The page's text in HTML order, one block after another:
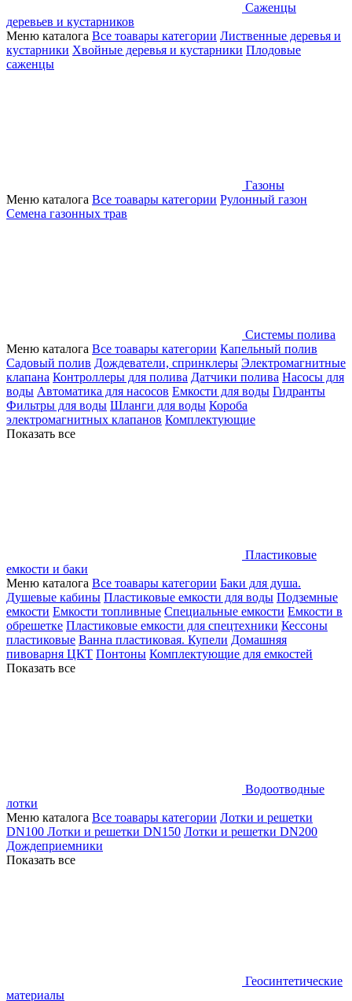
Саженцы
деревьев и кустарников
Меню каталога Все тоавары категории Лиственные деревья и
кустарники Хвойные деревья и кустарники Плодовые
саженцы
Газоны
Меню каталога Все тоавары категории Рулонный газон
Семена газонных трав
Системы полива
Меню каталога Все тоавары категории Капельный полив
Садовый полив Дождеватели, спринклеры Электромагнитные
клапана Контроллеры для полива Датчики полива Насосы для
воды Автоматика для насосов Емкости для воды Гидранты
Фильтры для воды Шланги для воды Короба
электромагнитных клапанов Комплектующие
Показать все
Пластиковые
емкости и баки
Меню каталога Все тоавары категории Баки для душа.
Душевые кабины Пластиковые емкости для воды Подземные
емкости Емкости топливные Специальные емкости Емкости в
обрешетке Пластиковые емкости для спецтехники Кессоны
пластиковые Ванна пластиковая. Купели Домашняя
пивоварня ЦКТ Понтоны Комплектующие для емкостей
Показать все
Водоотводные
лотки
Меню каталога Все тоавары категории Лотки и решетки
DN100 Лотки и решетки DN150 Лотки и решетки DN200
Дождеприемники
Показать все
Геосинтетические
материалы